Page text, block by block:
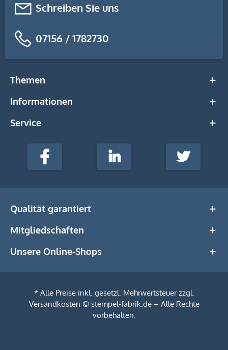
Schreiben Sie uns
07156 / 1782730
Themen
Informationen
Service
stempel-
Media
Facebook LinkedIn Twitter
Qualität garantiert
Mitgliedschaften
Unsere Online-Shops
* Alle Preise inkl. gesetzl. Mehrwertsteuer zzgl.
Versandkosten © stempel-fabrik.de – Alle Rechte
vorbehalten.